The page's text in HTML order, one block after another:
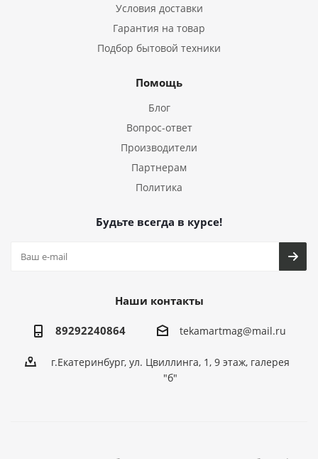
Условия доставки
Гарантия на товар
Подбор бытовой техники
Помощь
Блог
Вопрос-ответ
Производители
Партнерам
Политика
Будьте всегда в курсе!
Наши контакты
89292240864 tekamartmag@mail.ru
г.Екатеринбург, ул. Цвиллинга, 1, 9 этаж, галерея
"б"